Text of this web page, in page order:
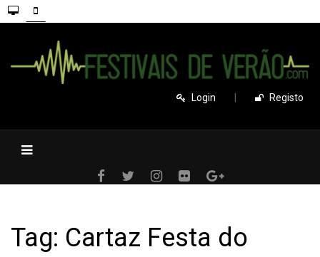
Login Registo
Tag: Cartaz Festa do